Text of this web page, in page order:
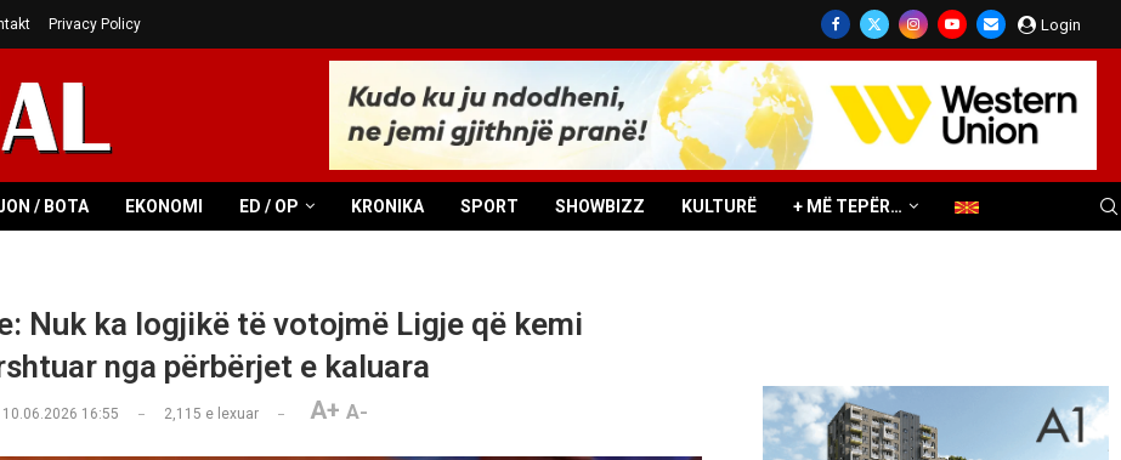
Privacy Policy Login
/ BOTA EKONOMI ED / OP KRONIKA SPORT SHOWBIZZ KULTURË + MË TEPËR…
Nuk ka logjikë të votojmë Ligje që kemi
nga përbërjet e kaluara
10.06.2026 16:55 2,115 e lexuar A+ A-